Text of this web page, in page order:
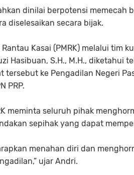
dinilai berpotensi memecah
diselesaikan secara bijak.
Kasai (PMRK) melalui tim
Hasibuan, S.H., M.H., diketahui
tersebut ke Pengadilan Negeri
PRP.
meminta seluruh pihak
sepihak yang dapat
menahan diri dan
ujar Andri.